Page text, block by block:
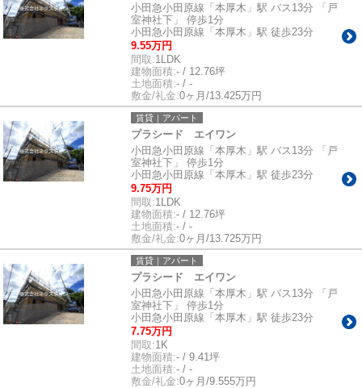
小田急小田原線「本厚木」駅 バス13分 「戸
室神社下」 停歩1分
小田急小田原線「本厚木」駅 徒歩23分
9.55万円
間取:1LDK
建物面積:- / 12.76坪
土地面積:- / -
敷金/礼金:0ヶ月/13.425万円
賃貸｜アパート
プラシード エイワン
小田急小田原線「本厚木」駅 バス13分 「戸
室神社下」 停歩1分
小田急小田原線「本厚木」駅 徒歩23分
9.75万円
間取:1LDK
建物面積:- / 12.76坪
土地面積:- / -
敷金/礼金:0ヶ月/13.725万円
賃貸｜アパート
プラシード エイワン
小田急小田原線「本厚木」駅 バス13分 「戸
室神社下」 停歩1分
小田急小田原線「本厚木」駅 徒歩23分
7.75万円
間取:1K
建物面積:- / 9.41坪
土地面積:- / -
敷金/礼金:0ヶ月/9.555万円